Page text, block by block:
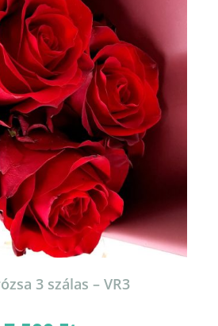
3 szálas – VR3